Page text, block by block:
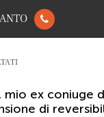
mio ex coniuge
di